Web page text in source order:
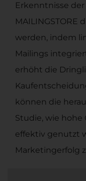
Erkenntnisse
MAILINGSTORE
werden, indem
Mailings
erhöht die
können die
Studie, wie hohe
effektiv genutzt
Marketingerfolg